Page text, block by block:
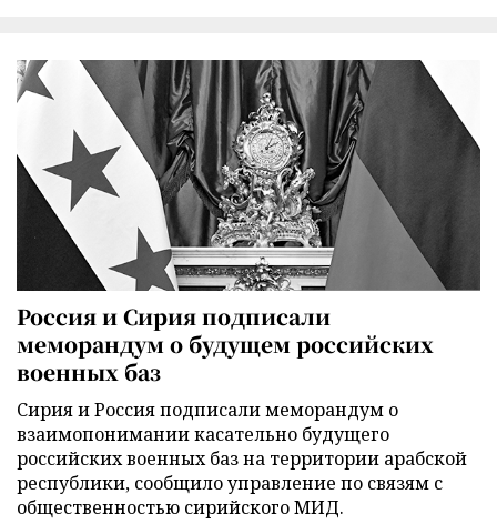
Россия и Сирия подписали
меморандум о будущем российских
военных баз
Сирия и Россия подписали меморандум о
взаимопонимании касательно будущего
российских военных баз на территории арабской
республики, сообщило управление по связям с
общественностью сирийского МИД.